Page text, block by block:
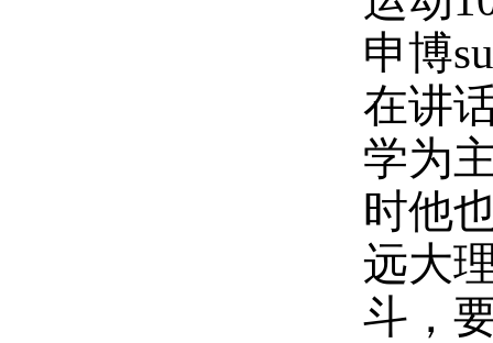
申博
在讲
学为
时他
远大
斗，